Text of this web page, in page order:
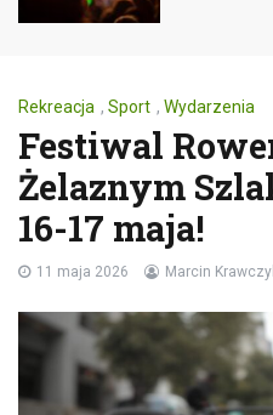
Rekreacja , Sport , Wydarzenia
Festiwal
Żelaznym
16-17 maja!
11 maja 2026 Marcin